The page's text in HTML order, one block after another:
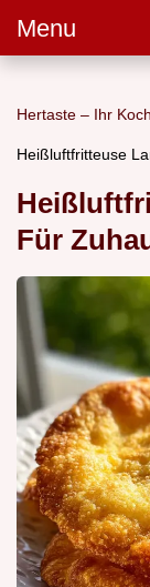
Menu
Hertaste – Ihr
Heißluftfritteuse
Für